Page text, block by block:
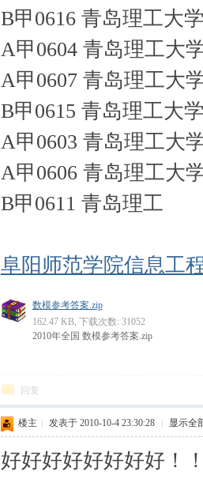
B甲0616 青岛理工大
A甲0604 青岛理工大
A甲0607 青岛理工大
B甲0615 青岛理工大
A甲0603 青岛理工大
A甲0606 青岛理工大
B甲0611 青岛理工
阜阳师范学院信息工
数模参考答案.zip
162.47 KB, 下载次数: 31052
2010年全国 数模参考答案.zip
回复
楼主 发表于 2010-10-4 23:30:28 显示全
好好好好好好好好！